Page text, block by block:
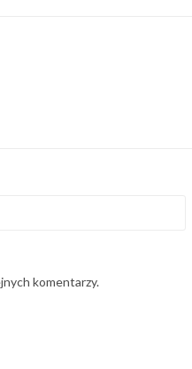
komentarzy.